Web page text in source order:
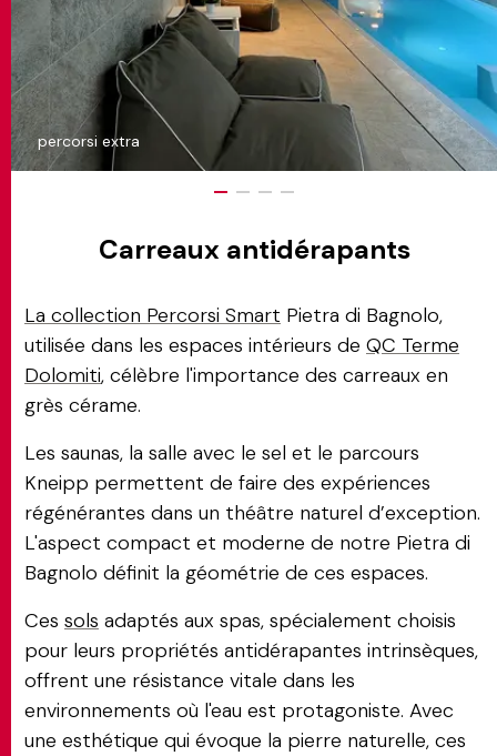
percorsi extra
Carreaux antidérapants
La collection Percorsi Smart Pietra di Bagnolo,
utilisée dans les espaces intérieurs de QC Terme
Dolomiti, célèbre l'importance des carreaux en
grès cérame.
Les saunas, la salle avec le sel et le parcours
Kneipp permettent de faire des expériences
régénérantes dans un théâtre naturel d’exception.
L'aspect compact et moderne de notre Pietra di
Bagnolo définit la géométrie de ces espaces.
Ces sols adaptés aux spas, spécialement choisis
pour leurs propriétés antidérapantes intrinsèques,
offrent une résistance vitale dans les
environnements où l'eau est protagoniste. Avec
une esthétique qui évoque la pierre naturelle, ces